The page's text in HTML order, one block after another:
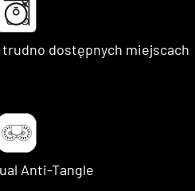
dostępnych miejscach
Anti-Tangle